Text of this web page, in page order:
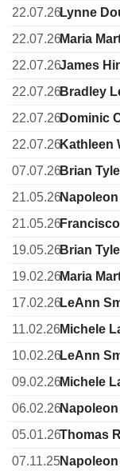
22.07.26Lynne
22.07.26Maria
22.07.26James
22.07.26Bradley
22.07.26Dominic
22.07.26Kathleen
07.07.26Brian
21.05.26Napoleon
21.05.26
19.05.26Brian
19.02.26Maria
17.02.26LeAnn
11.02.26Michele
10.02.26LeAnn
09.02.26Michele
06.02.26Napoleon
05.01.26Thomas
07.11.25Napoleon